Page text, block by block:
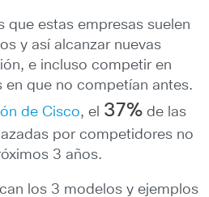
que estas empresas suelen
y así alcanzar nuevas
e incluso competir en
en que no competían antes.
de Cisco, el 37% de las
por competidores no
3 años.
los 3 modelos y ejemplos